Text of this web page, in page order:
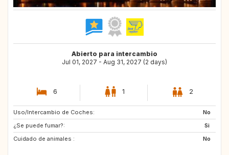
Abierto para intercambio
Jul 01, 2027 - Aug 31, 2027 (2 days)
6 1 2
Uso/Intercambio de Coches:
No
¿Se puede fumar?:
Si
Cuidado de animales :
No
CH
SI
SE